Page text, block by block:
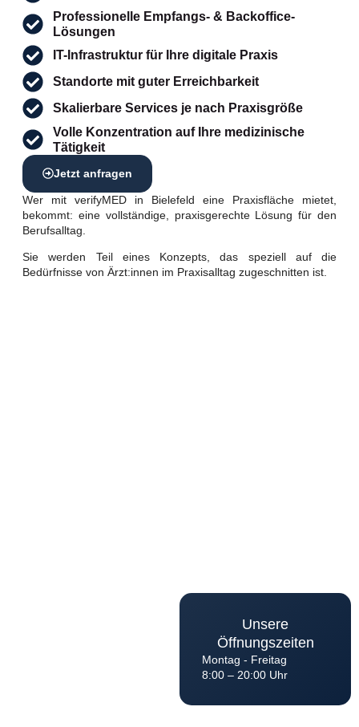
Professionelle Empfangs- & Backoffice-
Lösungen
IT-Infrastruktur für Ihre digitale Praxis
Standorte mit guter Erreichbarkeit
Skalierbare Services je nach Praxisgröße
Volle Konzentration auf Ihre medizinische
Tätigkeit
Jetzt anfragen
Wer mit verifyMED in Bielefeld eine Praxisfläche mietet,
bekommt: eine vollständige, praxisgerechte Lösung für den
Berufsalltag.
Sie werden Teil eines Konzepts, das speziell auf die
Bedürfnisse von Ärzt:innen im Praxisalltag zugeschnitten ist.
Unsere
Öffnungszeiten
Montag - Freitag
8:00 – 20:00 Uhr